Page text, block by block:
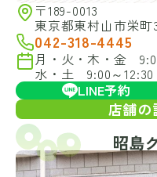
〒189-0013
東京都東村山市栄町
042-318-4445
月・火・木・金
水・土 9:00～12:30
LINE予約
店舗の
昭島